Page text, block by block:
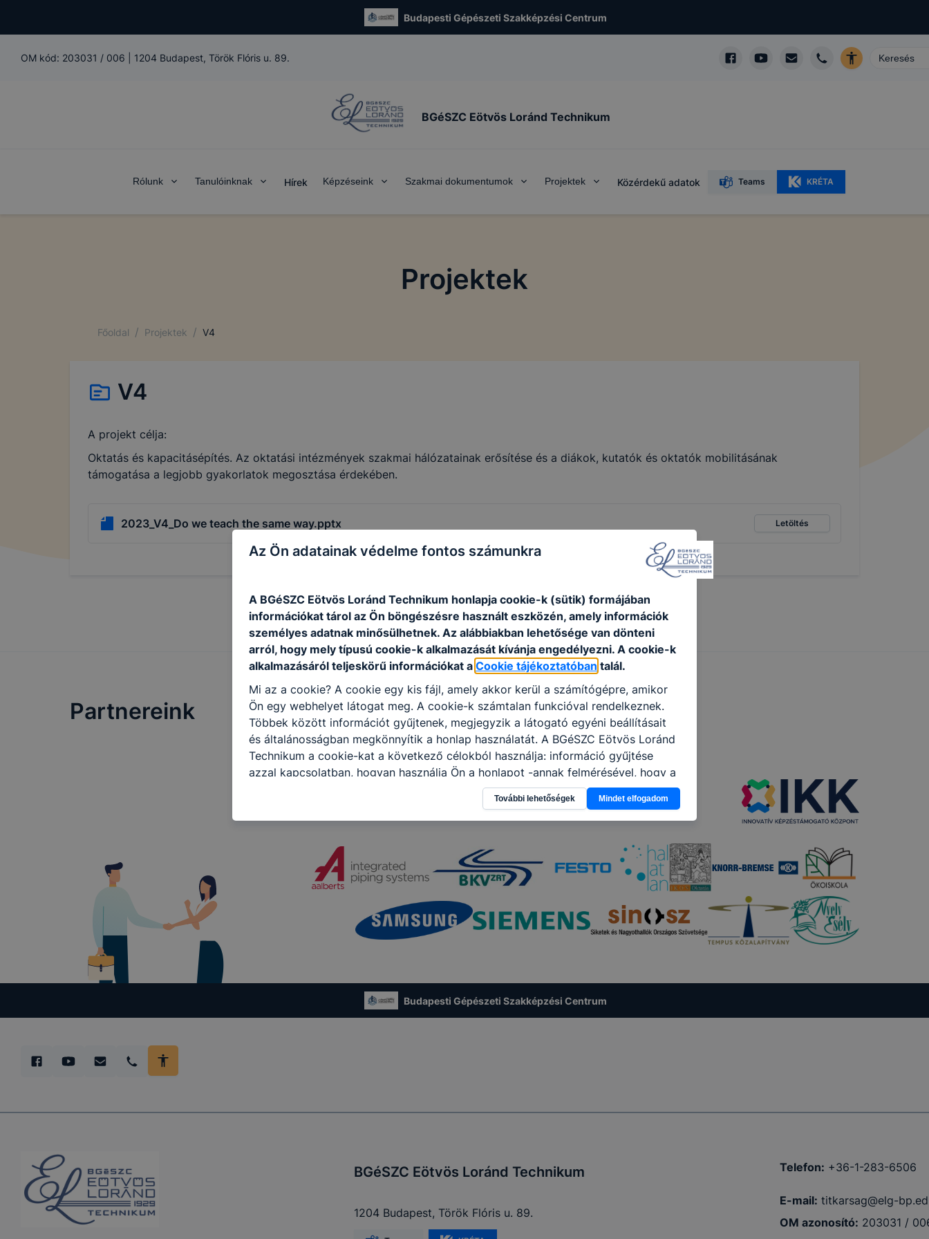
Budapesti Gépészeti Szakképzési Centrum
OM kód: 203031 / 006 1204 Budapest, Török Flóris u. 89.
BGéSZC Eötvös Loránd Technikum
Rólunk Tanulóinknak Hírek Képzéseink Szakmai dokumentumok Projektek Közérdekű adatok Teams KRÉTA
Projektek
Főoldal / Projektek / V4
V4
A projekt célja:
Oktatás és kapacitásépítés. Az oktatási intézmények szakmai hálózatainak erősítése és a diákok, kutatók és oktatók mobilitásának
támogatása a legjobb gyakorlatok megosztása érdekében.
2023_V4_Do we teach the same way.pptx Letöltés
Partnereink
Budapesti Gépészeti Szakképzési Centrum
BGéSZC Eötvös Loránd Technikum
1204 Budapest, Török Flóris u. 89.
Telefon: +36-1-283-6506
E-mail: titkarsag@elg-
OM azonosító: 203031 /
Az Ön adatainak védelme fontos számunkra
A BGéSZC Eötvös Loránd Technikum honlapja cookie-k (sütik) formájában
információkat tárol az Ön böngészésre használt eszközén, amely információk
személyes adatnak minősülhetnek. Az alábbiakban lehetősége van dönteni
arról, hogy mely típusú cookie-k alkalmazását kívánja engedélyezni. A cookie-k
alkalmazásáról teljeskörű információkat a Cookie tájékoztatóban talál.
Mi az a cookie? A cookie egy kis fájl, amely akkor kerül a számítógépre, amikor
Ön egy webhelyet látogat meg. A cookie-k számtalan funkcióval rendelkeznek.
Többek között információt gyűjtenek, megjegyzik a látogató egyéni beállításait
és általánosságban megkönnyítik a honlap használatát. A BGéSZC Eötvös Loránd
Technikum a cookie-kat a következő célokból használja: információ gyűjtése
azzal kapcsolatban, hogyan használja Ön a honlapot -annak felmérésével, hogy a
honlap melyik részeit látogatja, vagy használja leginkább, így megtudhatjuk,
hogyan biztosítsunk Önnek még jobb felhasználói élményt, ha ismét meglátogatja
oldalunkat, honlap fejlesztése. Hogyan ellenőrizheti és hogyan tudja kikapcsolni a
változtatását. A legtöbb böngésző alapértelmezettként automatikusan elfogadja
a cookie-kat, de ezek általában megváltoztathatók. Felhívjuk figyelmét, hogy
mivel a cookie-k célja honlapunk használhatóságának és folyamatainak
megkönnyítése vagy lehetővé tétele, a cookie-k alkalmazásának
megakadályozása vagy törlése által előfordulhat, hogy felhasználóink nem
lesznek képesek honlapunk funkcióinak teljes körű használatára, vagy a honlap a
További lehetőségek Mindet elfogadom